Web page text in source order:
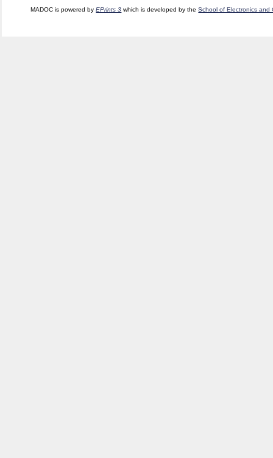
MADOC is powered byEPrints 3 which is developed by theSchool of Electronics and